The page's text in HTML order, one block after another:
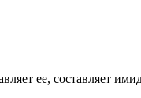
ее, составляет